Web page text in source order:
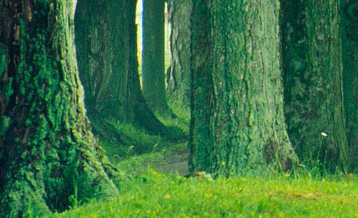
A világ szépséges ragyogása -
Lelkem mélyéről - arra kényszerít,
Késztessem kozmikus
Életem isteni képességeit:
Hogy saját lényemet elhagyjam,
S bizakodva keressem önmagam
A kozmikus hő- és fényáradatban.
13. hét
És szárnyalván érzéki
Lelkem mélységeiben is fellobban,
S az isteni igazság szava szól
A szellem tüzének világából:
Szellemi alapjaidhoz eljutva ismerd
Hogy rokonságban állsz a